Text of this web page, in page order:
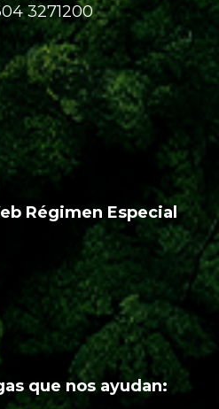
3271200
Régimen Especial
que nos ayudan: